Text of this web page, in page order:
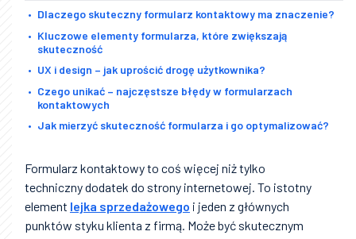
Dlaczego skuteczny formularz kontaktowy ma znaczenie?
Kluczowe elementy formularza, które zwiększają
skuteczność
UX i design – jak uprościć drogę użytkownika?
Czego unikać – najczęstsze błędy w formularzach
kontaktowych
Jak mierzyć skuteczność formularza i go optymalizować?
Formularz kontaktowy to coś więcej niż tylko
techniczny dodatek do strony internetowej. To istotny
element lejka sprzedażowego i jeden z głównych
punktów styku klienta z firmą. Może być skutecznym